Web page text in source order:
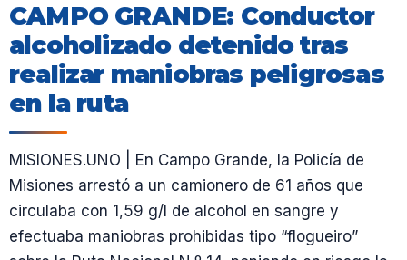
CAMPO GRANDE: Conductor
alcoholizado detenido tras
realizar maniobras peligrosas
en la ruta
MISIONES.UNO | En Campo Grande, la Policía de
Misiones arrestó a un camionero de 61 años que
circulaba con 1,59 g/l de alcohol en sangre y
efectuaba maniobras prohibidas tipo “flogueiro”